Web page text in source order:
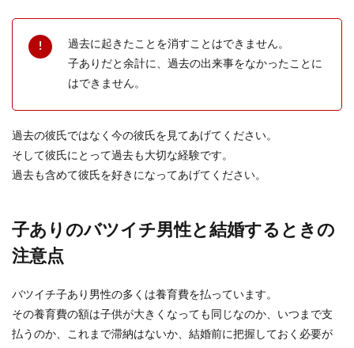
過去に起きたことを消すことはできません。
子ありだと余計に、過去の出来事をなかったことに
はできません。
過去の彼氏ではなく今の彼氏を見てあげてください。
そして彼氏にとって過去も大切な経験です。
過去も含めて彼氏を好きになってあげてください。
子ありのバツイチ男性と結婚するときの
注意点
バツイチ子あり男性の多くは養育費を払っています。
その養育費の額は子供が大きくなっても同じなのか、いつまで支
払うのか、これまで滞納はないか、結婚前に把握しておく必要が